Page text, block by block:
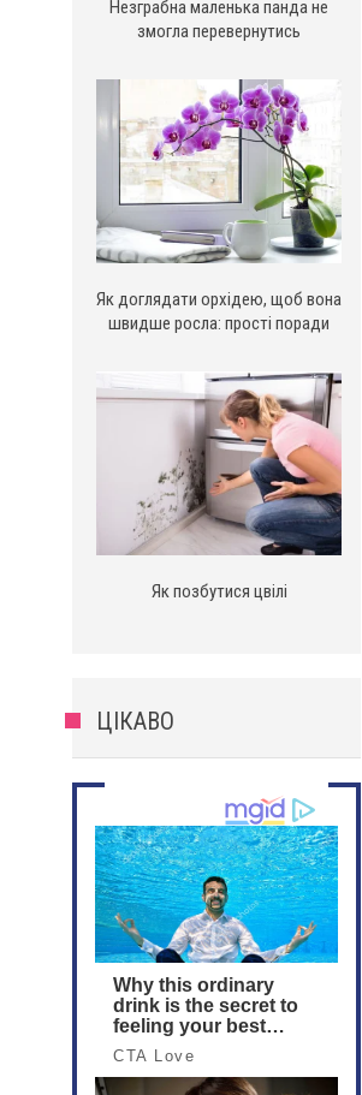
Незграбна маленька панда не
змогла перевернутись
Як доглядати орхідею, щоб вона
швидше росла: прості поради
Як позбутися цвілі
ЦІКАВО